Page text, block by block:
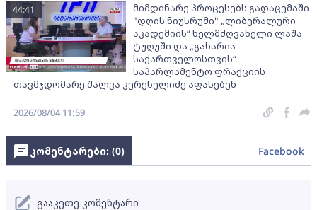
მიმდინარე პროცესებს გადაცემაში
"დღის ნიუსრუმი" „ლიბერალური
აკადემიის“ ხელმძღვანელი ლაშა
ტუღუში და „გახარია
საქართველოსთვის“
საპარლამენტო ფრაქციის
თავმჯდომარე შალვა კერესელიძე აფასებენ
44:41
2026/08/04 11:59
კომენტარები: (0) Facebook
გააკეთე კომენტარი